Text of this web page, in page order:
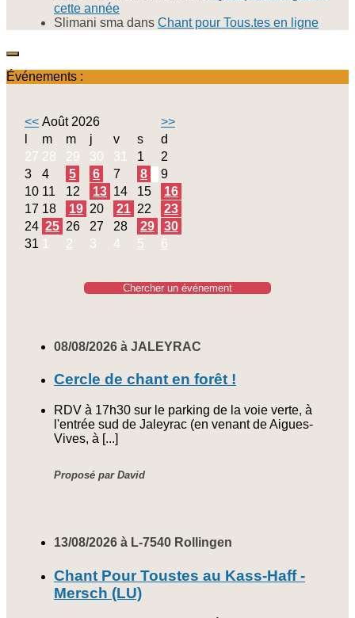
cette année
Slimani sma dans Chant pour Tous.tes en ligne
Événements :
<< Août 2026
>>
m m j v s
d
27 28 29 30 31 1
2
3
4 5 6 7 8
9
10 11 12 13 14 15
16
17 18 19 20 21 22
23
24 25 26 27 28 29
30
31 1 2 3 4 5 6
Chercher un événement
08/08/2026 à JALEYRAC
Cercle de chant en forêt !
RDV à 17h30 sur le parking de la voie verte, à
l'entrée sud de Jaleyrac (en venant de Aigues-
Vives, à [...]
Proposé par David
13/08/2026 à L-7540 Rollingen
Chant Pour Toustes au Kass-Haff -
Mersch (LU)